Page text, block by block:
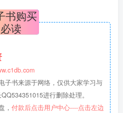
书购买
必读
子书来源于网络，仅供大家学习与
进行删除处理。
， 付款后点击用户中心----点击左边